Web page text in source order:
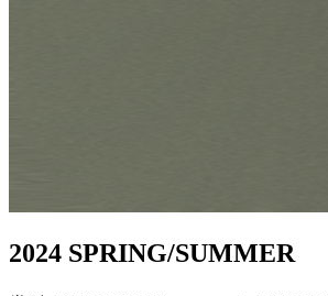
2024 SPRING/SUMMER